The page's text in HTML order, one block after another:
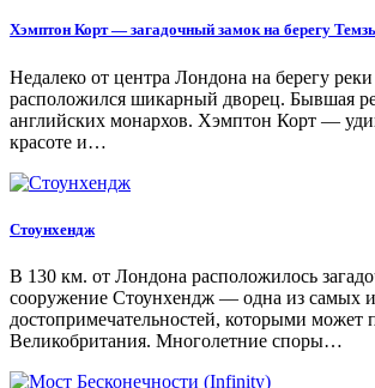
Хэмптон Корт — загадочный замок на берегу
Недалеко от центра Лондона на берегу
расположился шикарный дворец. Бывшая
английских монархов. Хэмптон Корт —
красоте и…
Стоунхендж
В 130 км. от Лондона расположилось
сооружение Стоунхендж — одна из самых
достопримечательностей, которыми может
Великобритания. Многолетние споры…